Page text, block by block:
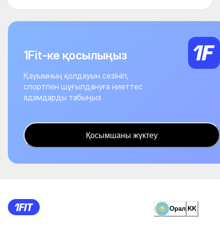
1Fit-ке қосылыңыз
Қауымның қолдауын сезініп,
спортпен шұғылдануға ниеттес
адамдарды табыңыз
Қосымшаны жүктеу
Орал KK